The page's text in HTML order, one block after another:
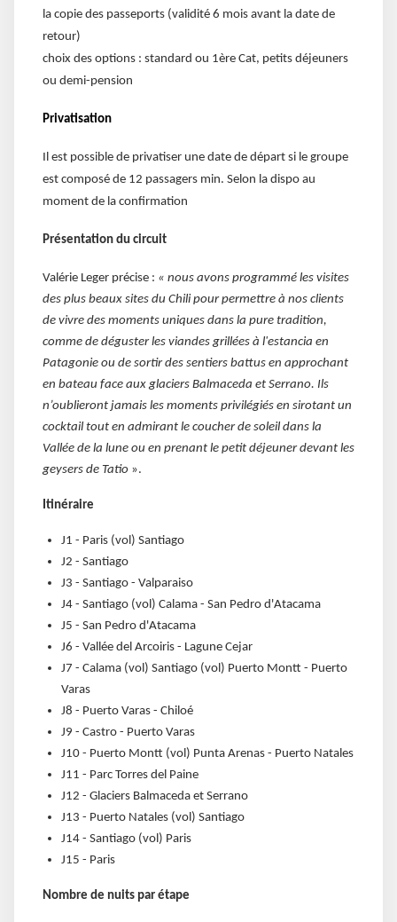
la copie des passeports (validité 6 mois avant la date de
retour)
choix des options : standard ou 1ère Cat, petits déjeuners
ou demi-pension
Privatisation
Il est possible de privatiser une date de départ si le groupe
est composé de 12 passagers min. Selon la dispo au
moment de la confirmation
Présentation du circuit
Valérie Leger précise : « nous avons programmé les visites
des plus beaux sites du Chili pour permettre à nos clients
de vivre des moments uniques dans la pure tradition,
comme de déguster les viandes grillées à l'estancia en
Patagonie ou de sortir des sentiers battus en approchant
en bateau face aux glaciers Balmaceda et Serrano. Ils
n’oublieront jamais les moments privilégiés en sirotant un
cocktail tout en admirant le coucher de soleil dans la
Vallée de la lune ou en prenant le petit déjeuner devant les
geysers de Tatio ».
Itinéraire
J1 - Paris (vol) Santiago
J2 - Santiago
J3 - Santiago - Valparaiso
J4 - Santiago (vol) Calama - San Pedro d'Atacama
J5 - San Pedro d'Atacama
J6 - Vallée del Arcoiris - Lagune Cejar
J7 - Calama (vol) Santiago (vol) Puerto Montt - Puerto
Varas
J8 - Puerto Varas - Chiloé
J9 - Castro - Puerto Varas
J10 - Puerto Montt (vol) Punta Arenas - Puerto Natales
J11 - Parc Torres del Paine
J12 - Glaciers Balmaceda et Serrano
J13 - Puerto Natales (vol) Santiago
J14 - Santiago (vol) Paris
J15 - Paris
Nombre de nuits par étape